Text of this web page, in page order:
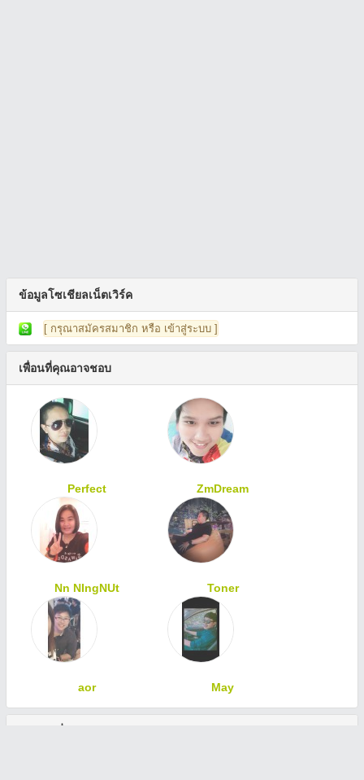
ข้อมูลโซเชียลเน็ตเวิร์ค
[ กรุณาสมัครสมาชิก หรือ เข้าสู่ระบบ ]
เพื่อนที่คุณอาจชอบ
Perfect ZmDream
Nn NIngNUt Toner
aor May